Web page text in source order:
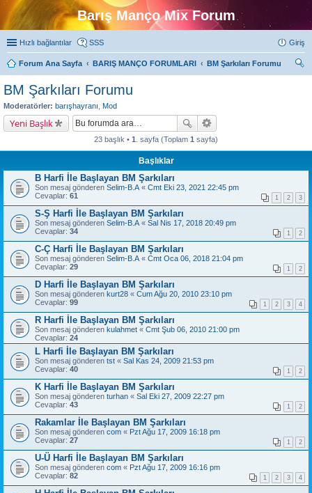
Barış Manço Mix Forum
Hızlı bağlantılar SSS Giriş
Forum Ana Sayfa BARIŞ MANÇO FORUMLARI
BM Şarkıları Forumu
BM Şarkıları Forumu
Moderatörler: barışhayranı Mod
Yeni Başlık
23 başlık • 1 . sayfa (Toplam 1 sayfa)
Başlıklar
B Harfi İle Başlayan BM Şarkıları
Son mesaj gönderen Selim-B.A « Cmt Eki 23, 2021 22:45 pm
Cevaplar: 61 1 2 3
S-Ş Harfi İle Başlayan BM Şarkıları
Son mesaj gönderen Selim-B.A « Sal Nis 17, 2018 20:49 pm
Cevaplar: 34 1 2
C-Ç Harfi İle Başlayan BM Şarkıları
Son mesaj gönderen Selim-B.A « Cmt Oca 06, 2018 21:04 pm
Cevaplar: 29 1 2
D Harfi İle Başlayan BM Şarkıları
Son mesaj gönderen kurt28 « Cum Ağu 20, 2010 23:10 pm
Cevaplar: 99 1 2 3 4
R Harfi İle Başlayan BM Şarkıları
Son mesaj gönderen kulahmet « Cmt Şub 06, 2010 21:00 pm
Cevaplar: 24
L Harfi İle Başlayan BM Şarkıları
Son mesaj gönderen tst « Sal Kas 24, 2009 21:53 pm
Cevaplar: 40 1 2
K Harfi İle Başlayan BM Şarkıları
Son mesaj gönderen turhan « Sal Eki 27, 2009 22:27 pm
Cevaplar: 43 1 2
Rakamlar İle Başlayan BM Şarkıları
Son mesaj gönderen com « Pzt Ağu 17, 2009 16:18 pm
Cevaplar: 27 1 2
U-Ü Harfi İle Başlayan BM Şarkıları
Son mesaj gönderen com « Pzt Ağu 17, 2009 16:16 pm
Cevaplar: 82 1 2 3 4